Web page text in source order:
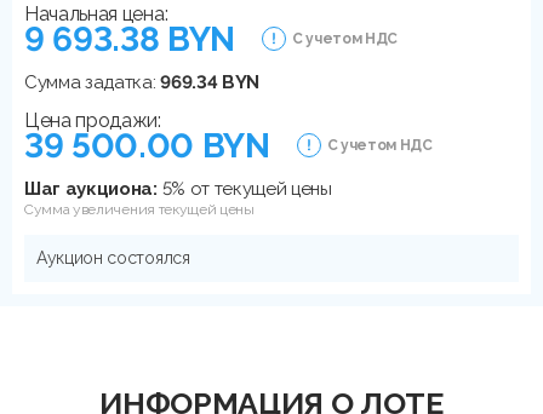
Начальная цена:
9 693.38 BYN С учетом НДС
Сумма задатка:969.34 BYN
Цена продажи:
39 500.00 BYN С учетом НДС
Шаг аукциона: 5% от текущей цены
Сумма увеличения текущей цены
Аукцион состоялся
ИНФОРМАЦИЯ О ЛОТЕ